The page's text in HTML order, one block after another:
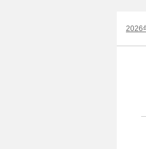
2026